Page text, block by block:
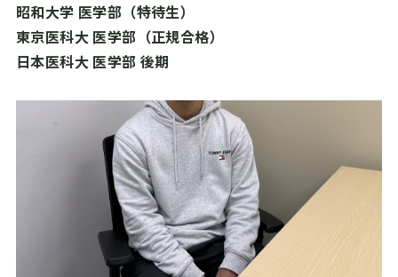
昭和大学 医学部（特待生）
東京医科大 医学部（正規合格）
日本医科大 医学部 後期